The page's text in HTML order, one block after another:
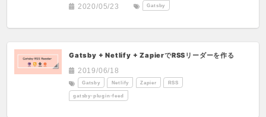
2020/05/23
Gatsby
Gatsby + Netlify + ZapierでRSSリーダーを作る
2019/06/18
Gatsby Netlify Zapier RSS
gatsby-plugin-feed